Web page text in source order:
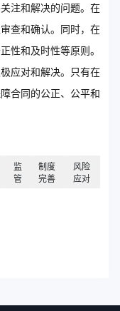
注和解决的问题。在
查和确认。同时，在
性和及时性等原则。
应对和解决。只有在
合同的公正、公平和
监
管
制度
完善
风险
应对